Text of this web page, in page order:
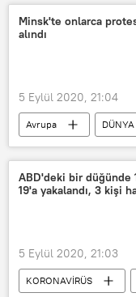
Kovid-19
Salgın
Minsk'te onlarca
alındı
5 Eylül 2020, 21:04
Avrupa DÜNYA
POLİTİKA
Natalya Ganuseviç
gösteri
ABD'deki bir düğünde
19'a yakalandı, 3 kişi
5 Eylül 2020, 21:03
KORONAVİRÜS